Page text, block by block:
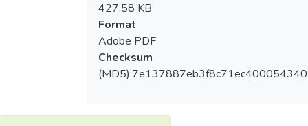
427.58 KB
Format
Adobe PDF
Checksum